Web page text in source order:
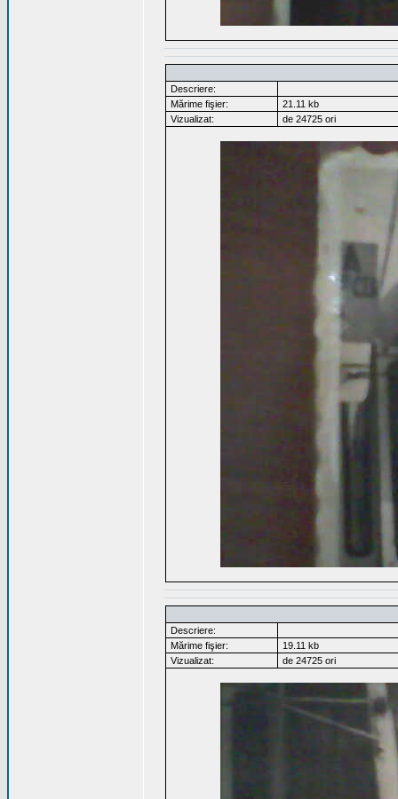
Descriere:
Mărime fişier:
21.11 kb
Vizualizat:
de 24725 ori
Descriere:
Mărime fişier:
19.11 kb
Vizualizat:
de 24725 ori